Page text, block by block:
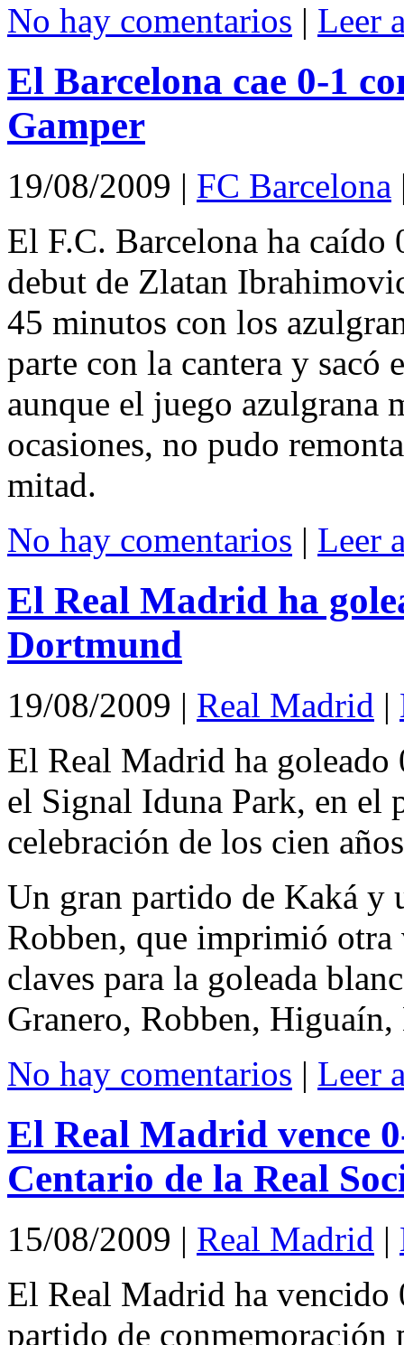
No hay comentarios | Leer
El Barcelona cae 0-1
Gamper
19/08/2009 | FC Barcelona
El F.C. Barcelona ha caído
debut de Zlatan
45 minutos con los
parte con la cantera y sacó
aunque el juego azulgrana
ocasiones, no pudo
mitad.
No hay comentarios | Leer
El Real Madrid ha
Dortmund
19/08/2009 | Real Madrid |
El Real Madrid ha
el Signal Iduna Park, en el
celebración de los cien
Un gran partido de Kaká y
Robben, que imprimió
claves para la goleada
Granero, Robben,
No hay comentarios | Leer
El Real Madrid vence
Centario de la Real
15/08/2009 | Real Madrid |
El Real Madrid ha vencido
partido de conmemoración